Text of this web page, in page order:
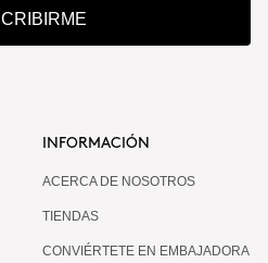
INFORMACIÓN
ACERCA DE NOSOTROS
TIENDAS
CONVIÉRTETE EN EMBAJADORA